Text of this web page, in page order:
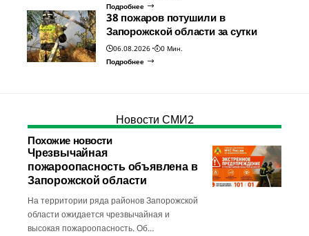
Подробнее
38 пожаров потушили в
Запорожской области за сутки
06.08.2026
0 Мин.
Подробнее
Новости СМИ2
Похожие новости
Чрезвычайная
пожароопасность объявлена в
Запорожской области
На территории ряда районов Запорожской
области ожидается чрезвычайная и
высокая пожароопасность. Об…